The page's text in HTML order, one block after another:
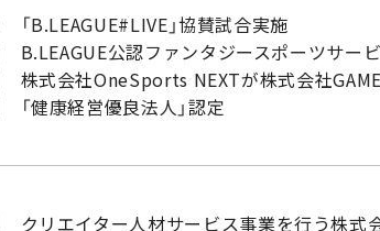
「B.LEAGUE#LIVE」協賛試合実施
B.LEAGUE公認ファンタジースポーツサー
株式会社OneSports NEXTが株式会社
「健康経営優良法人」認定
クリエイター人材サービス事業を行う株式